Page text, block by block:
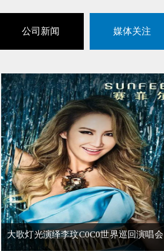
公司新闻 媒体关注
大歌灯光演绎李玟C0C0世界巡回演唱会